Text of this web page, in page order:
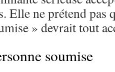
Elle ne prétend pas
» devrait tout
soumise